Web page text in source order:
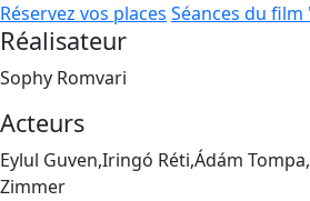
Réservez vos places Séances du
Réalisateur
Sophy Romvari
Acteurs
Eylul Guven,Iringó Réti,Ádám
Zimmer